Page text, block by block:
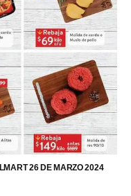
26 DE MARZO 2024